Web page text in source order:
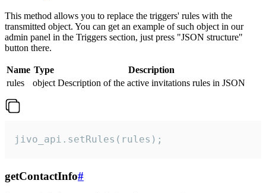
This method allows you to replace the triggers' rules with the
transmitted object. You can get an example of such object in our
admin panel in the Triggers section, just press "JSON structure"
button there.
Name Type
Description
rules
object Description of the active invitations rules in JSON
jivo_api.setRules(rules);
getContactInfo#